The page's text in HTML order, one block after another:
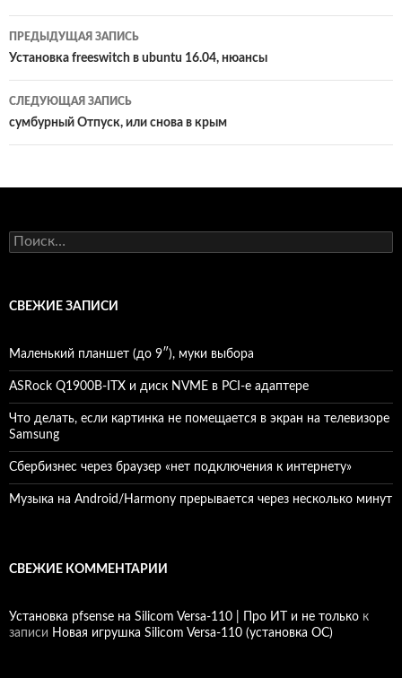
Навигация
по
записям
ПРЕДЫДУЩАЯ ЗАПИСЬ
Установка freeswitch в ubuntu 16.04, нюансы
СЛЕДУЮЩАЯ ЗАПИСЬ
сумбурный Отпуск, или снова в крым
Найти:
СВЕЖИЕ ЗАПИСИ
Маленький планшет (до 9″), муки выбора
ASRock Q1900B-ITX и диск NVME в PCI-e адаптере
Что делать, если картинка не помещается в экран на телевизоре
Samsung
Сбербизнес через браузер «нет подключения к интернету»
Музыка на Android/Harmony прерывается через несколько минут
СВЕЖИЕ КОММЕНТАРИИ
Установка pfsense на Silicom Versa-110 | Про ИТ и не только к
записи Новая игрушка Silicom Versa-110 (установка ОС)